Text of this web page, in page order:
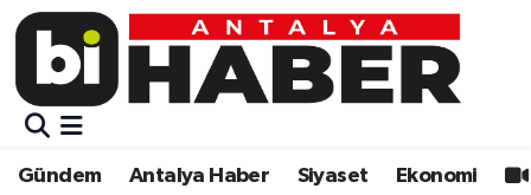
Gündem Antalya Haber Siyaset Ekonomi
Gündem
Gündem
Muratpaşa Nöbetçi Eczaneler